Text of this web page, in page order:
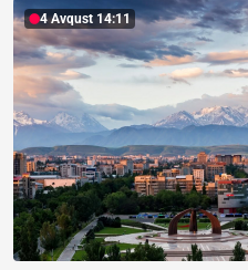
4 Avqust 14:11